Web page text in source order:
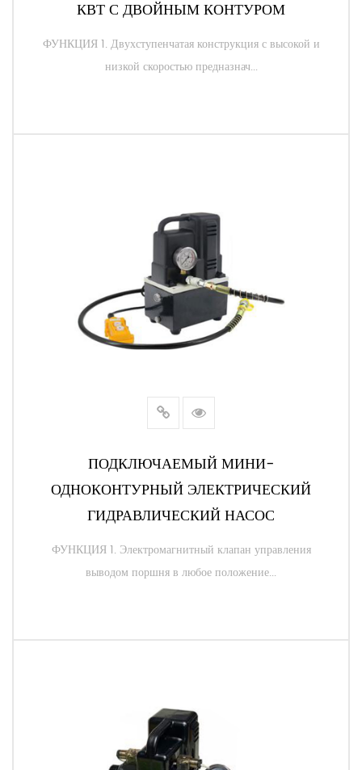
КВТ С ДВОЙНЫМ КОНТУРОМ
ФУНКЦИЯ 1. Двухступенчатая конструкция с высокой и
низкой скоростью предназнач...
ПОДКЛЮЧАЕМЫЙ МИНИ-
ОДНОКОНТУРНЫЙ ЭЛЕКТРИЧЕСКИЙ
ГИДРАВЛИЧЕСКИЙ НАСОС
ФУНКЦИЯ 1. Электромагнитный клапан управления
выводом поршня в любое положение...